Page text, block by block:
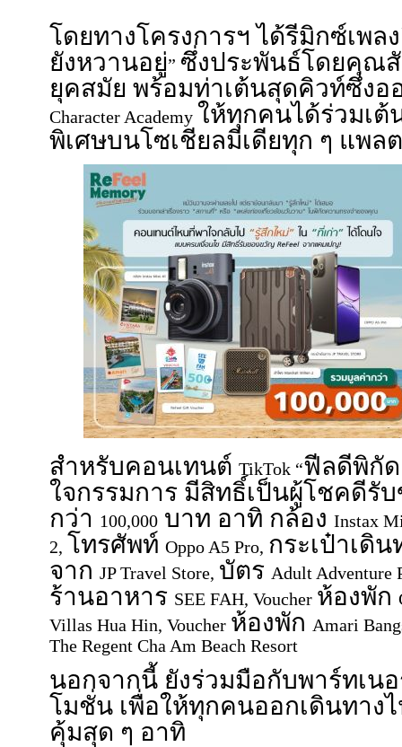
โดยทางโครงการฯ ได้รีมิกซ์เพ
ยังหวานอยู่” ซึ่งประพันธ์โดยคุณ
ยุคสมัย พร้อมท่าเต้นสุดคิวท์ซึ่ง
Character Academy ให้ทุกคนได้ร่วมเ
พิเศษบนโซเชียลมีเดียทุก ๆ แพล
สำหรับคอนเทนต์ TikTok “ฟีลดีพิกัด
ใจกรรมการ มีสิทธิ์เป็นผู้โชคดีรั
กว่า 100,000 บาท อาทิ กล้อง Instax
2, โทรศัพท์ Oppo A5 Pro, กระเป๋าเดิ
จาก JP Travel Store, บัตร Adult Adventure
ร้านอาหาร SEE FAH, Voucher ห้องพัก
Villas Hua Hin, Voucher ห้องพัก Amari
The Regent Cha Am Beach Resort
นอกจากนี้ ยังร่วมมือกับพาร์ทเน
โมชั่น เพื่อให้ทุกคนออกเดินทาง
คุ้มสุด ๆ อาทิ